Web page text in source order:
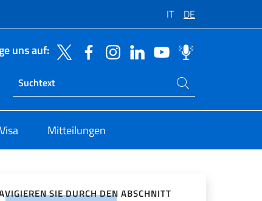
IT DE
uns auf:
Ricerca sito live
Suchen Sie auf der Website
Mitteilungen
SIE DURCH DEN ABSCHNITT